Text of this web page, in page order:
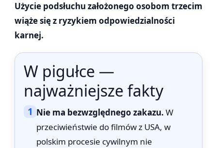
Użycie podsłuchu założonego osobom trzecim
wiąże się z ryzykiem odpowiedzialności
karnej.
W pigułce —
najważniejsze fakty
1 Nie ma bezwzględnego zakazu. W
przeciwieństwie do filmów z USA, w
polskim procesie cywilnym nie